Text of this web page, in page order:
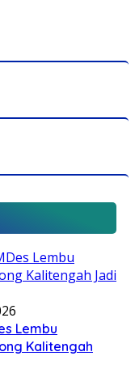
Lembu
Kalitengah